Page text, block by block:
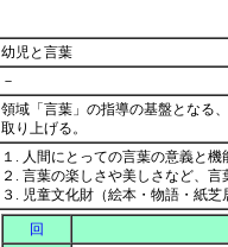
幼児と言葉
－
領域「言葉」の指導の基盤となる
取り上げる。
１. 人間にとっての言葉の意義と
２. 言葉の楽しさや美しさなど、
３. 児童文化財（絵本・物語・紙
回